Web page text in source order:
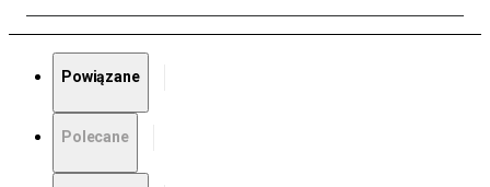
Powiązane
Polecane